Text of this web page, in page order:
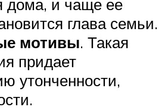
дома, и чаще ее
глава семьи.
мотивы. Такая
придает
утонченности,